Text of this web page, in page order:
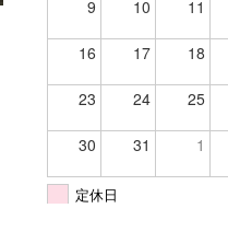
9 10 11
16 17 18
23 24 25
30 31 1
定休日